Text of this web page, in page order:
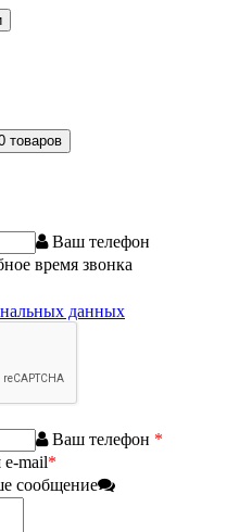
товаров
Ваш телефон
время звонка
данных
Ваш телефон *
mail*
сообщение